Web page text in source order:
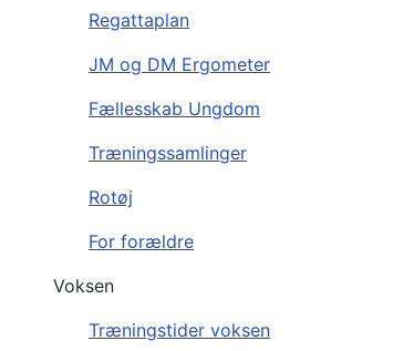
Regattaplan
JM og DM Ergometer
Fællesskab Ungdom
Træningssamlinger
Rotøj
For forældre
Voksen
Træningstider voksen